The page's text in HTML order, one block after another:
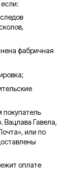
фабричная
покупатель
Вацлава Гавела,
или по
оплате